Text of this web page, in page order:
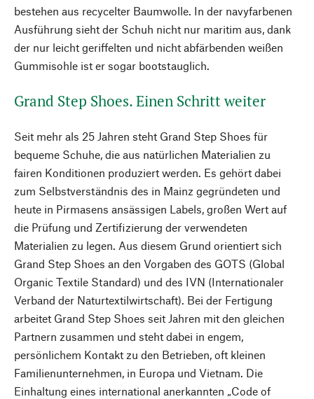
bestehen aus recycelter Baumwolle. In der navyfarbenen
Ausführung sieht der Schuh nicht nur maritim aus, dank
der nur leicht geriffelten und nicht abfärbenden weißen
Gummisohle ist er sogar bootstauglich.
Grand Step Shoes. Einen Schritt weiter
Seit mehr als 25 Jahren steht Grand Step Shoes für
bequeme Schuhe, die aus natürlichen Materialien zu
fairen Konditionen produziert werden. Es gehört dabei
zum Selbstverständnis des in Mainz gegründeten und
heute in Pirmasens ansässigen Labels, großen Wert auf
die Prüfung und Zertifizierung der verwendeten
Materialien zu legen. Aus diesem Grund orientiert sich
Grand Step Shoes an den Vorgaben des GOTS (Global
Organic Textile Standard) und des IVN (Internationaler
Verband der Naturtextilwirtschaft). Bei der Fertigung
arbeitet Grand Step Shoes seit Jahren mit den gleichen
Partnern zusammen und steht dabei in engem,
persönlichem Kontakt zu den Betrieben, oft kleinen
Familienunternehmen, in Europa und Vietnam. Die
Einhaltung eines international anerkannten „Code of